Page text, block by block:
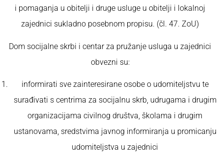
i pomaganja u obitelji i druge usluge u obitelji i lokalnoj
zajednici sukladno posebnom propisu. (čl. 47. ZoU)
Dom socijalne skrbi i centar za pružanje usluga u zajednici
obvezni su:
informirati sve zainteresirane osobe o udomiteljstvu te
surađivati s centrima za socijalnu skrb, udrugama i drugim
organizacijama civilnog društva, školama i drugim
ustanovama, sredstvima javnog informiranja u promicanju
udomiteljstva u zajednici